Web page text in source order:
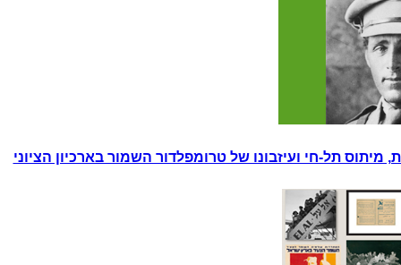
תל-חי ועיזבונו של טרומפלדור השמור בארכיון הציוני